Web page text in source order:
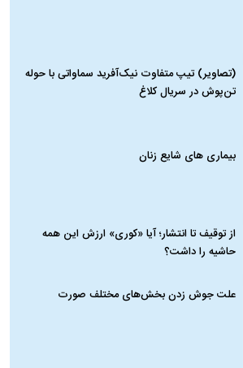
(تصاویر) تیپ متفاوت نیک‌آفرید سماواتی با حوله
تن‌پوش در سریال کلاغ
بیماری‌ های شایع زنان
از توقیف تا انتشار؛ آیا «کوری» ارزش این همه
حاشیه را داشت؟
علت جوش زدن بخش‌های مختلف صورت